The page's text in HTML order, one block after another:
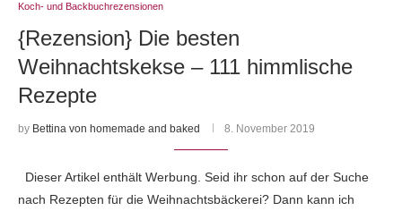
Koch- und Backbuchrezensionen
{Rezension} Die besten
Weihnachtskekse – 111 himmlische
Rezepte
by Bettina von homemade and baked 8. November 2019
Dieser Artikel enthält Werbung. Seid ihr schon auf der Suche
nach Rezepten für die Weihnachtsbäckerei? Dann kann ich